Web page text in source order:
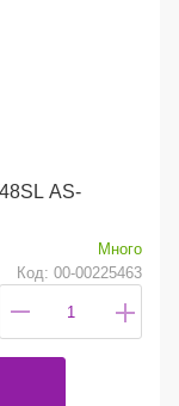
AS-
Много
Код: 00-00225463